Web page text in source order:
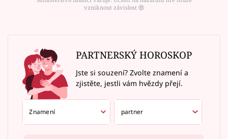
vzniknout závislost ⑱
PARTNERSKÝ HOROSKOP
Jste si souzení? Zvolte znamení a
zjistěte, jestli vám hvězdy přejí.